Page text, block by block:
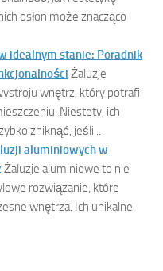
osłon może znacząco
idealnym stanie: Poradnik
Żaluzje
wnętrz, który potrafi
Niestety, ich
zniknąć, jeśli...
aluminiowych w
Żaluzje aluminiowe to nie
rozwiązanie, które
wnętrza. Ich unikalne